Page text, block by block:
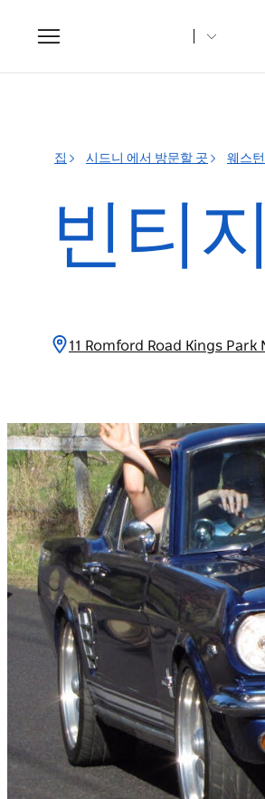
Toggle
navigation
집 시드니 에서 방문할 곳 웨스
빈티
11 Romford Road Kings Park